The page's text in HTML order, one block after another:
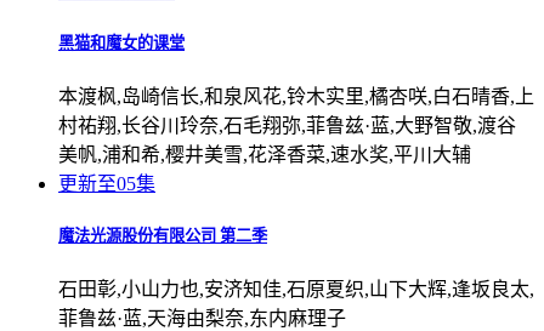
黑猫和魔女的课堂
本渡枫,岛崎信长,和泉风花,铃木实里,橘杏咲,白石晴香,上
村祐翔,长谷川玲奈,石毛翔弥,菲鲁兹·蓝,大野智敬,渡谷
美帆,浦和希,樱井美雪,花泽香菜,速水奖,平川大辅
更新至05集
魔法光源股份有限公司 第二季
石田彰,小山力也,安济知佳,石原夏织,山下大辉,逢坂良太,
菲鲁兹·蓝,天海由梨奈,东内麻理子